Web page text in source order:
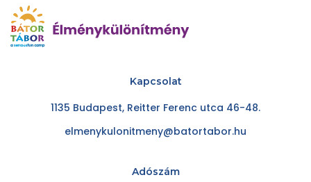
Kapcsolat
1135 Budapest, Reitter Ferenc utca 46-48.
elmenykulonitmeny@batortabor.hu
Adószám